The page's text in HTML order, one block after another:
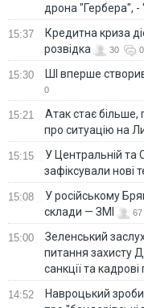
дрона "Гербера",
15:37
Кредитна криза
розвідка
30 0
15:30 ШІ вперше
0
15:21
Атак стає більше,
про ситуацію на
15:15
У Центральній та
зафіксували нові
15:08
У російському
склади — ЗМІ
67
15:00
Зеленський
питання захисту
санкції та
14:52
Навроцький